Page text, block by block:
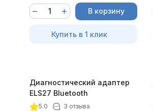
В корзину
Купить в 1 клик
Диагностический адаптер
ELS27 Bluetooth
5.0 3 отзыва